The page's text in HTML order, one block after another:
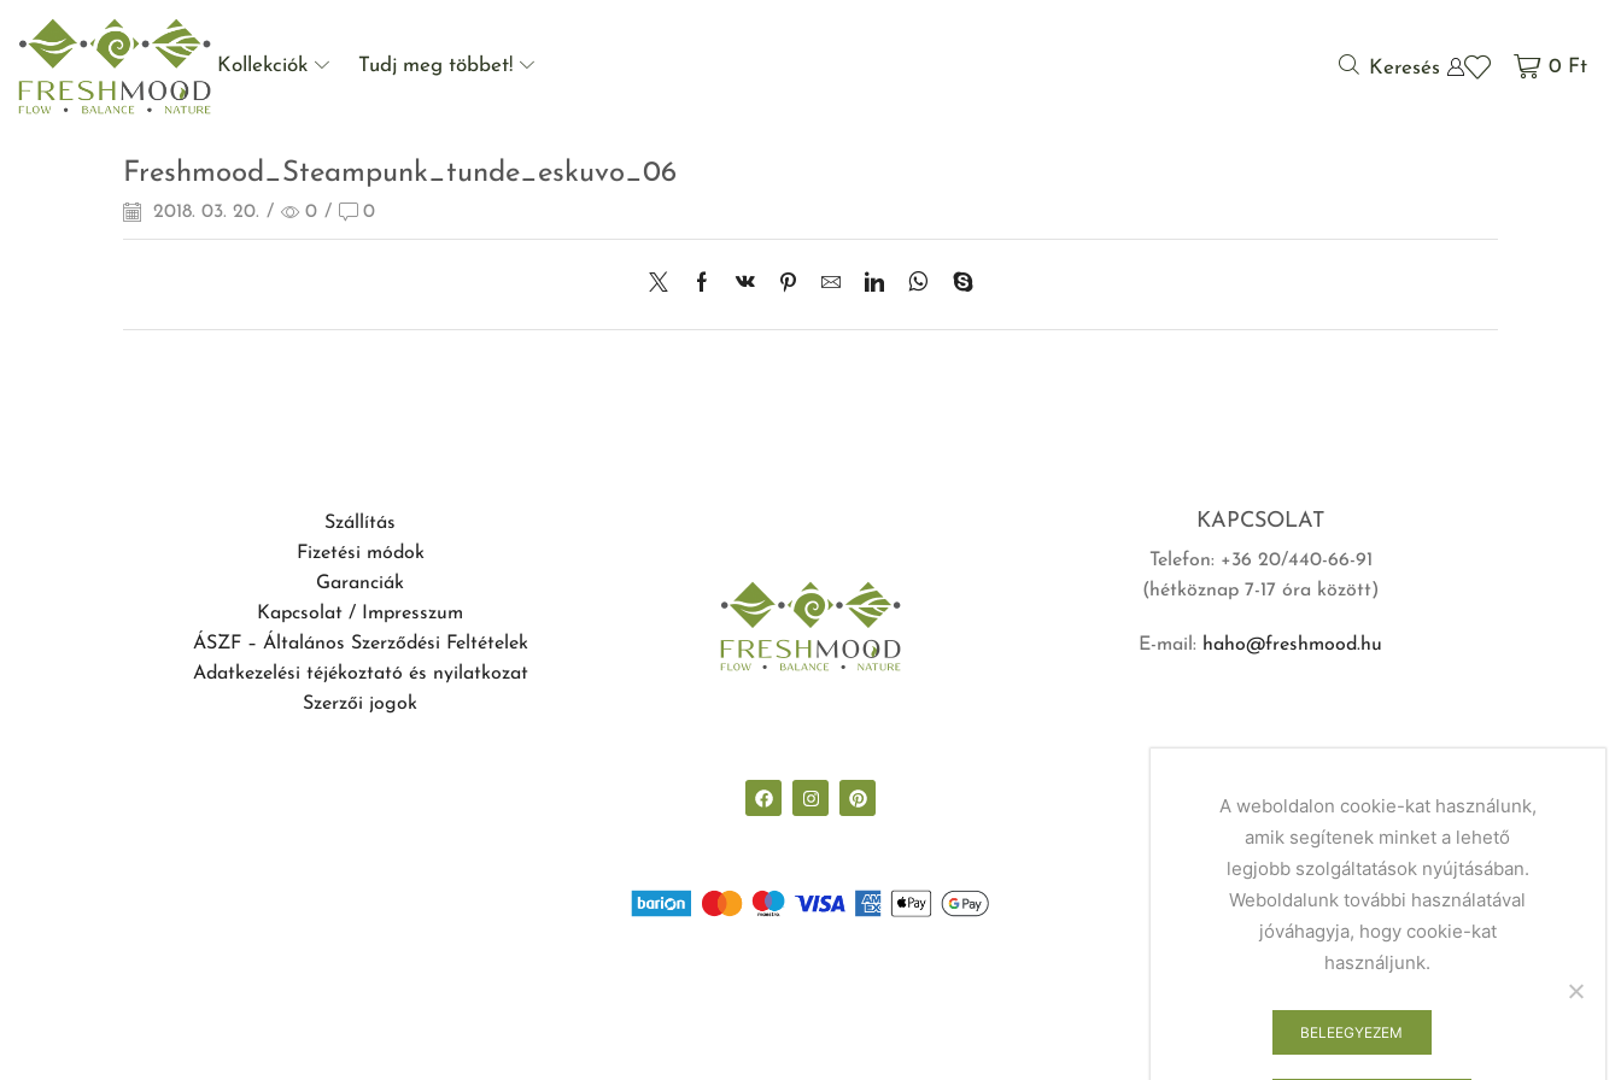
Kollekciók Tudj meg többet! Keresés 0 Ft
Freshmood_Steampunk_tunde_eskuvo_06
2018. 03. 20. / 0 / 0
Szállítás
Fizetési módok
Garanciák
Kapcsolat / Impresszum
ÁSZF – Általános Szerződési Feltételek
Adatkezelési téjékoztató és nyilatkozat
Szerzői jogok
KAPCSOLAT
Telefon: +36 20/440-66-91
(hétköznap 7-17 óra között)
E-mail: haho@freshmood.hu
A weboldalon cookie-kat használunk,
amik segítenek minket a lehető
legjobb szolgáltatások nyújtásában.
Weboldalunk további használatával
jóváhagyja, hogy cookie-kat
használjunk.
BELEEGYEZEM